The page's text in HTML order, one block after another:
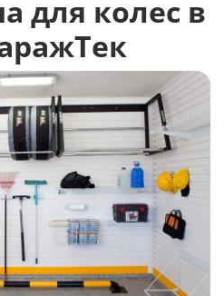
для колес в